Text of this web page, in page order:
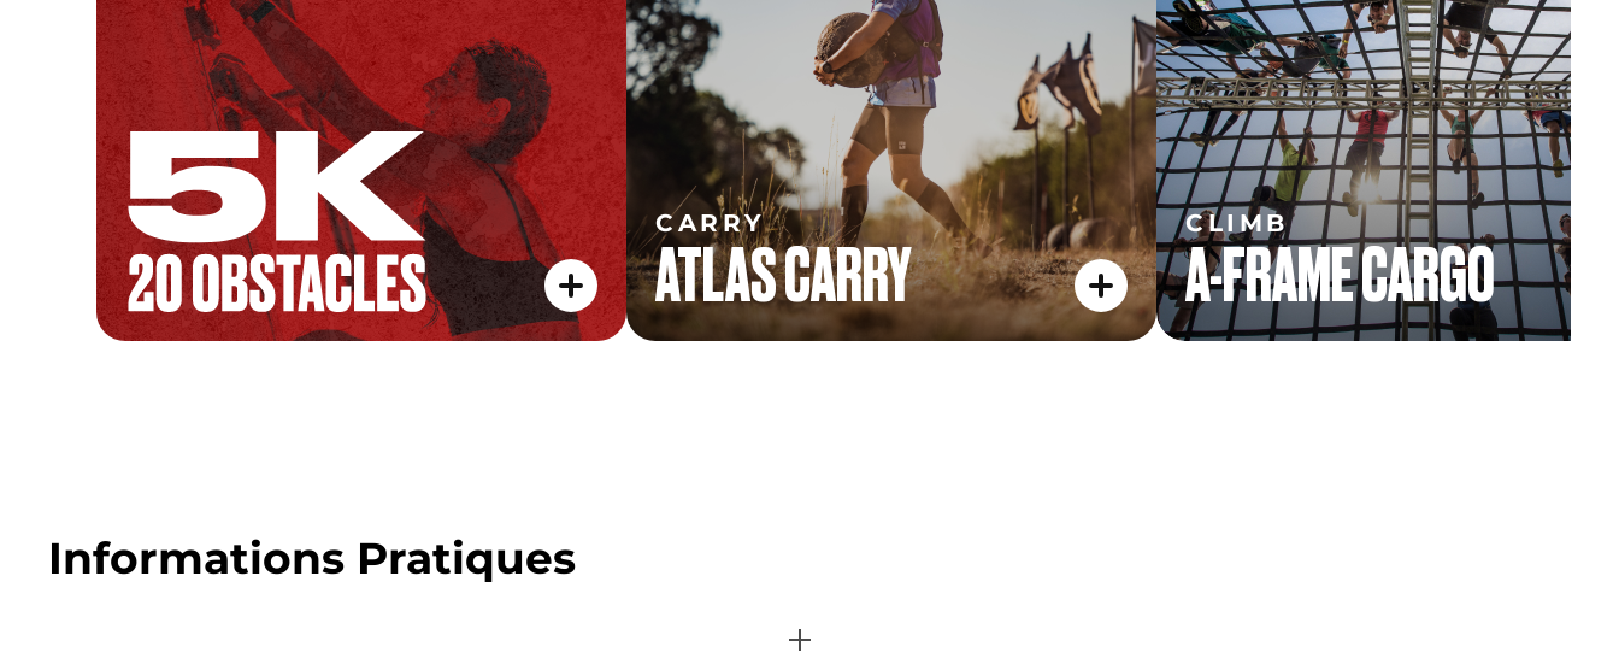
CARRY
ATLAS CARRY
CLIMB
A-FRAME CARGO
Informations Pratiques